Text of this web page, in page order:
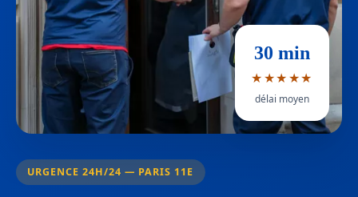
URGENCE 24H/24 — PARIS 11E
30 min
★★★★★
délai moyen